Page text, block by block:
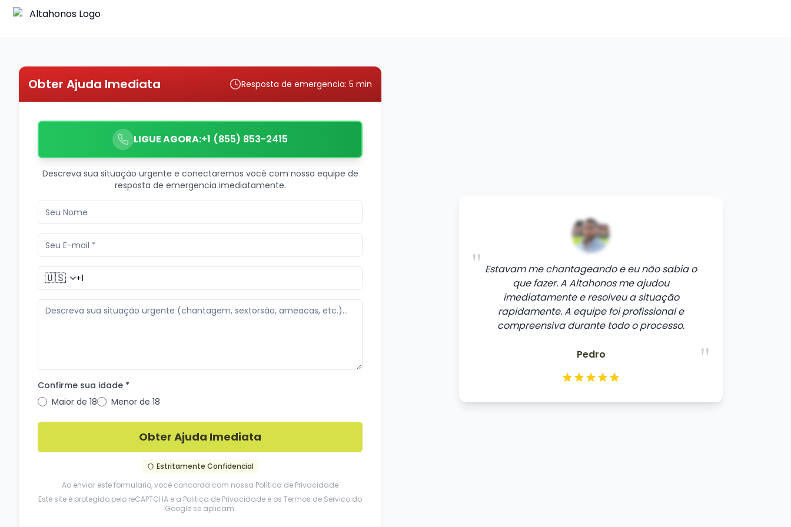
Obter Ajuda Imediata Resposta de emergencia: 5 min
LIGUE AGORA:+1 (855) 853-2415
Descreva sua situação urgente e conectaremos você com nossa equipe de
resposta de emergencia imediatamente.
🇺🇸
Confirme sua idade *
Maior de 18
Menor de 18
Obter Ajuda Imediata
Estritamente Confidencial
Ao enviar este formulario, você concorda com nossa Política de Privacidade
Este site e protegido pelo reCAPTCHA e a Politica de Privacidade e os Termos de Servico do
Google se aplicam.
" Estavam me chantageando e eu não sabia o
que fazer. A Altahonos me ajudou
imediatamente e resolveu a situação
rapidamente. A equipe foi profissional e
compreensiva durante todo o processo.
"
Pedro